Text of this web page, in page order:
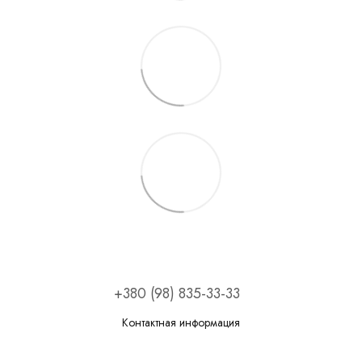
+380 (98) 835-33-33
Контактная информация